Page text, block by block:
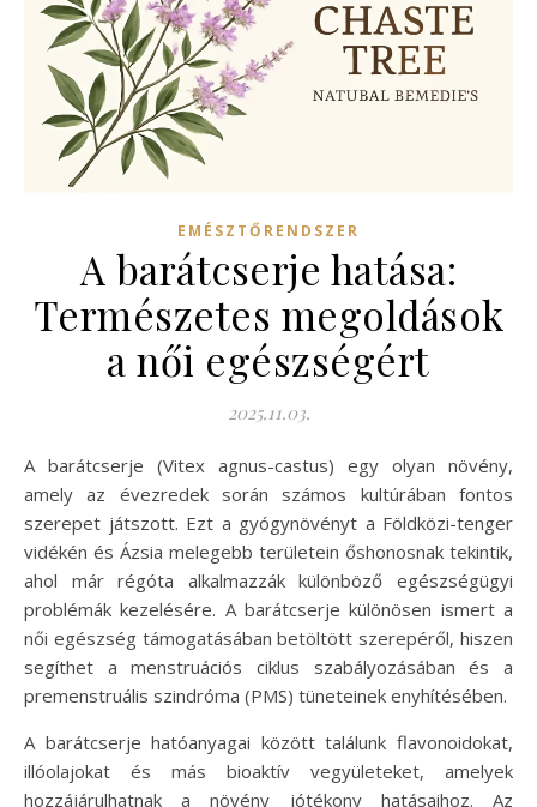
EMÉSZTŐRENDSZER
A barátcserje hatása:
Természetes megoldások
a női egészségért
2025.11.03.
A barátcserje (Vitex agnus-castus) egy olyan növény,
amely az évezredek során számos kultúrában fontos
szerepet játszott. Ezt a gyógynövényt a Földközi-tenger
vidékén és Ázsia melegebb területein őshonosnak tekintik,
ahol már régóta alkalmazzák különböző egészségügyi
problémák kezelésére. A barátcserje különösen ismert a
női egészség támogatásában betöltött szerepéről, hiszen
segíthet a menstruációs ciklus szabályozásában és a
premenstruális szindróma (PMS) tüneteinek enyhítésében.
A barátcserje hatóanyagai között találunk flavonoidokat,
illóolajokat és más bioaktív vegyületeket, amelyek
hozzájárulhatnak a növény jótékony hatásaihoz. Az